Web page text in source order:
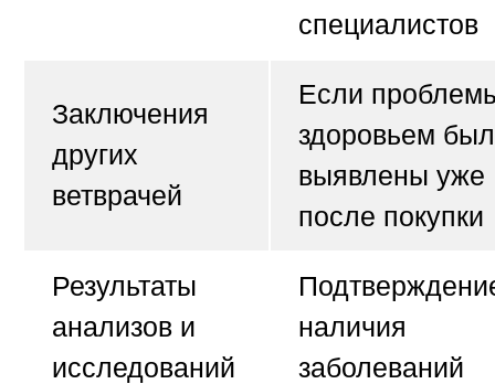
специалистов
Заключения
других
ветврачей
Если
здоровьем
выявлены уже
после покупки
Результаты
анализов и
исследований
наличия
заболеваний